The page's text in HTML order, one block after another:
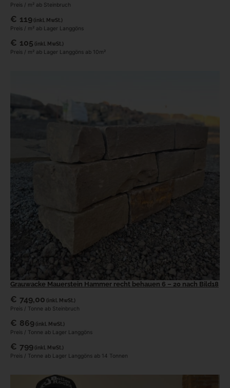
Preis / m² ab Steinbruch
€ 119(inkl. MwSt.)
Preis / m² ab Lager Langgöns
€ 105 (inkl. MwSt.)
Preis / m² ab Lager Langgöns ab 10m²
Grauwacke Mauerstein Hammer recht behauen 6 – 20 nach Bild18
€ 749,00 (inkl. MwSt.)
Preis / Tonne ab Steinbruch
€ 869(inkl. MwSt.)
Preis / Tonne ab Lager Langgöns
€ 799(inkl. MwSt.)
Preis / Tonne ab Lager Langgöns ab 14 Tonnen